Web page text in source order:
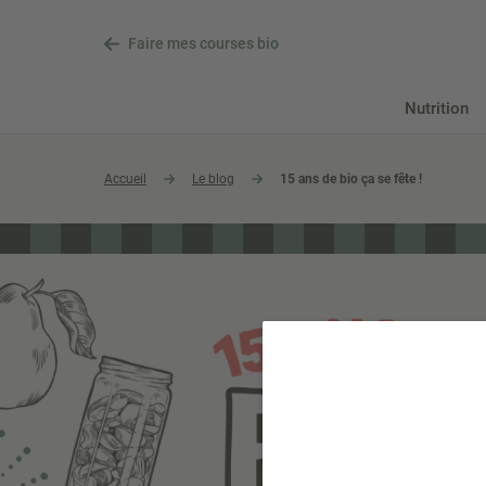
Faire mes courses bio
Nutrition
Accueil Le blog 15 ans de bio ça se fête !